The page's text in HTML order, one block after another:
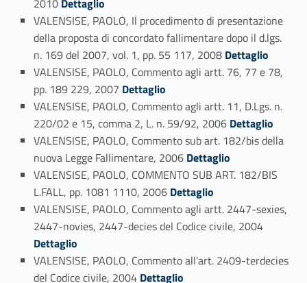
2010 Dettaglio
VALENSISE, PAOLO, Il procedimento di presentazione
della proposta di concordato fallimentare dopo il d.lgs.
n. 169 del 2007, vol. 1, pp. 55 117, 2008 Link identifier #identifier_person_6924-59
Dettaglio
VALENSISE, PAOLO, Commento agli artt. 76, 77 e 78,
pp. 189 229, 2007 Link identifier #identifier_person_145642-60
Dettaglio
VALENSISE, PAOLO, Commento agli artt. 11, D.Lgs. n.
220/02 e 15, comma 2, L. n. 59/92, 2006 Link identifier #identifier_person_117331-61
Dettaglio
VALENSISE, PAOLO, Commento sub art. 182/bis della
nuova Legge Fallimentare, 2006 Link identifier #identifier_person_143363-62
Dettaglio
VALENSISE, PAOLO, COMMENTO SUB ART. 182/BIS
L.FALL, pp. 1081 1110, 2006 Link identifier #identifier_person_129286-63
Dettaglio
VALENSISE, PAOLO, Commento agli artt. 2447-sexies,
2447-novies, 2447-decies del Codice civile, 2004
Dettaglio
VALENSISE, PAOLO, Commento all'art. 2409-terdecies
del Codice civile, 2004 Link identifier #identifier_person_127539-65
Dettaglio